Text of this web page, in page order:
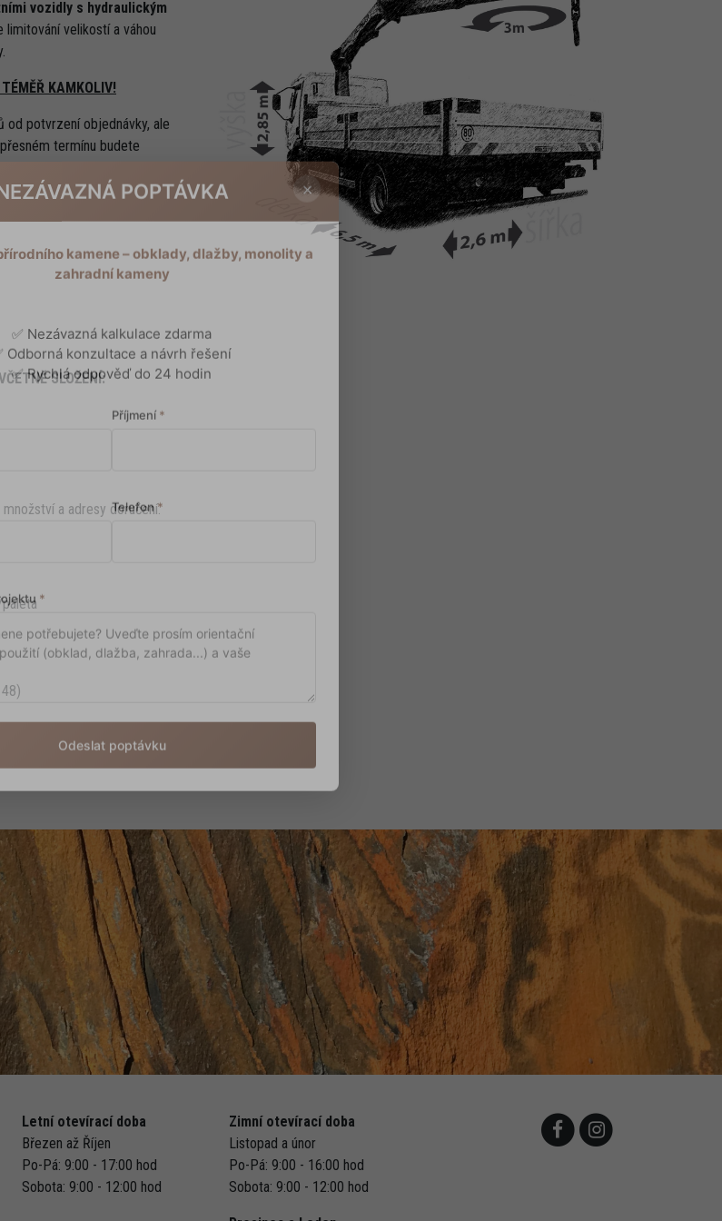
vozidly s hydraulickým
velikostí a váhou
KAMKOLIV!
od potvrzení objednávky, ale
termínu budete
SLOŽENÍ:
a adresy doručení.
Letní otevírací doba
Březen až Říjen
Po-Pá: 9:00 - 17:00 hod
Sobota: 9:00 - 12:00 hod
Zimní otevírací doba
Listopad a únor
Po-Pá: 9:00 - 16:00 hod
Sobota: 9:00 - 12:00 hod
POPTÁVKA ×
kamene – obklady, dlažby, monolity a
zahradní kameny
✅ Nezávazná kalkulace zdarma
✅ Odborná konzultace a návrh řešení
✅ Rychlá odpověď do 24 hodin